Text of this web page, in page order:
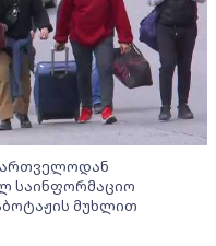
საინფორმაციო
მუხლით